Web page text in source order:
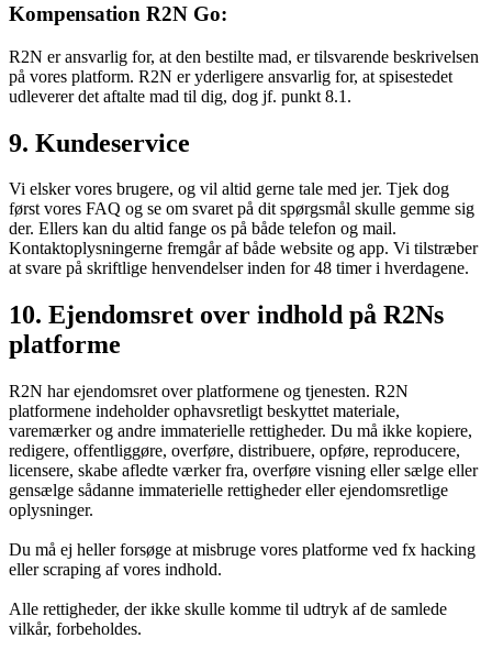
Kompensation R2N Go:
R2N er ansvarlig for, at den bestilte mad, er tilsvarende beskrivelsen
på vores platform. R2N er yderligere ansvarlig for, at spisestedet
udleverer det aftalte mad til dig, dog jf. punkt 8.1.
9. Kundeservice
Vi elsker vores brugere, og vil altid gerne tale med jer. Tjek dog
først vores FAQ og se om svaret på dit spørgsmål skulle gemme sig
der. Ellers kan du altid fange os på både telefon og mail.
Kontaktoplysningerne fremgår af både website og app. Vi tilstræber
at svare på skriftlige henvendelser inden for 48 timer i hverdagene.
10. Ejendomsret over indhold på R2Ns
platforme
R2N har ejendomsret over platformene og tjenesten. R2N
platformene indeholder ophavsretligt beskyttet materiale,
varemærker og andre immaterielle rettigheder. Du må ikke kopiere,
redigere, offentliggøre, overføre, distribuere, opføre, reproducere,
licensere, skabe afledte værker fra, overføre visning eller sælge eller
gensælge sådanne immaterielle rettigheder eller ejendomsretlige
oplysninger.
Du må ej heller forsøge at misbruge vores platforme ved fx hacking
eller scraping af vores indhold.
Alle rettigheder, der ikke skulle komme til udtryk af de samlede
vilkår, forbeholdes.